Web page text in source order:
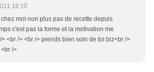
16:10
chez moi non plus pas de recette depuis
c'est pas la forme et la motivation me
<br /> <br /> prends bien soin de toi biz<br />
/>